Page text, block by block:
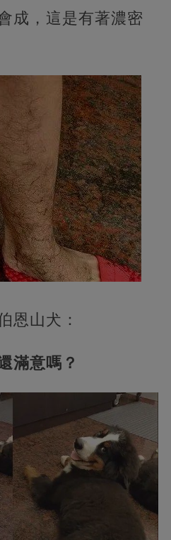
成，這是有著濃密
恩山犬：
滿意嗎？